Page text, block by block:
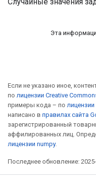
Эта
Если не указано иное,
по лицензии Creative
примеры кода – по
написано в правилах сайта
зарегистрированный
аффилированных лиц.
лицензии numpy.
Последнее обновление: